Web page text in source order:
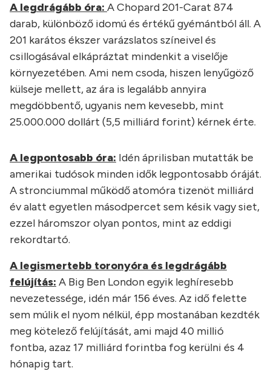
A legdrágább óra: A Chopard 201-Carat 874
darab, különböző idomú és értékű gyémántból áll. A
201 karátos ékszer varázslatos színeivel és
csillogásával elkápráztat mindenkit a viselője
környezetében. Ami nem csoda, hiszen lenyűgöző
külseje mellett, az ára is legalább annyira
megdöbbentő, ugyanis nem kevesebb, mint
25.000.000 dollárt (5,5 milliárd forint) kérnek érte.
A legpontosabb óra: Idén áprilisban mutatták be
amerikai tudósok minden idők legpontosabb óráját.
A stronciummal működő atomóra tizenöt milliárd
év alatt egyetlen másodpercet sem késik vagy siet,
ezzel háromszor olyan pontos, mint az eddigi
rekordtartó.
A legismertebb toronyóra és legdrágább
felújítás: A Big Ben London egyik leghíresebb
nevezetessége, idén már 156 éves. Az idő felette
sem múlik el nyom nélkül, épp mostanában kezdték
meg kötelező felújítását, ami majd 40 millió
fontba, azaz 17 milliárd forintba fog kerülni és 4
hónapig tart.